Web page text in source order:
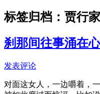
标签归档： 贾行家
刹那间往事涌在
发表评论
对面这女人，一边嚼着，